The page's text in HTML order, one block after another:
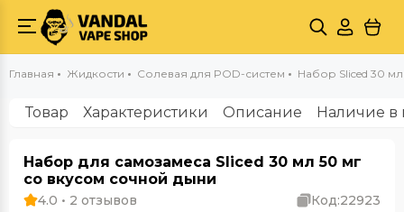
Главная Жидкости Солевая для POD-систем Набор Sliced 30
Товар Характеристики Описание Наличие в
Набор для самозамеса Sliced 30 мл 50 мг
со вкусом сочной дыни
4.0 • 2 отзывов Код:22923